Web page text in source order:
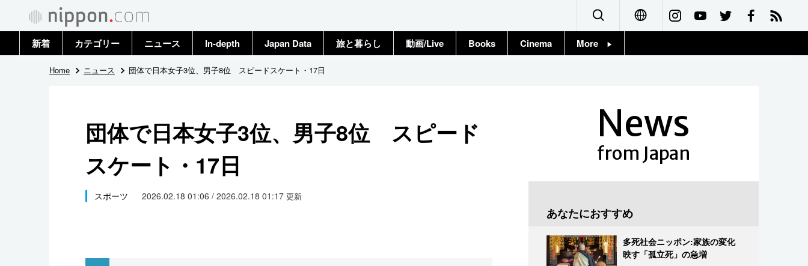
Français
新着 カテゴリー
政治・外交
国際
社会
文化
ニュース
トップ
In-depth Japan Data 旅と暮らし 動画/Live Books Cinema More
Home ニュース 団体で日本女子3位、男子8位 スピードスケート・17日
団体で日本女子3位、男子8位 スピード
スケート・17日
スポーツ 2026.02.18 01:06 / 2026.02.18 01:17 更新
News
from Japan
あなたにおすすめ
多死社会ニッポン:家族の変化
映す「孤立死」の急増